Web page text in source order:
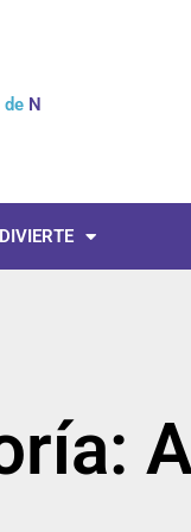
de Noticia